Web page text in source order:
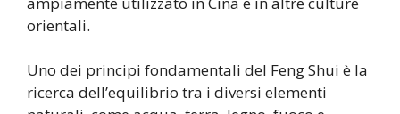
orientali.
Uno dei principi fondamentali del Feng Shui è la
ricerca dell’equilibrio tra i diversi elementi